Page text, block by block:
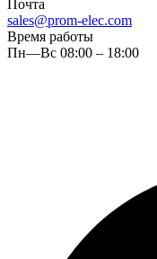
Почта
sales@prom-elec.com
Время работы
Пн—Вс 08:00 – 18:00